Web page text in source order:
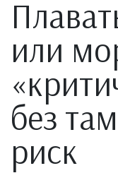
или
без
риск